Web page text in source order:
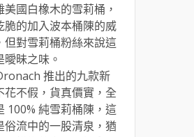
美國白橡木的雪莉桶，
脆的加入波本桶陳的威
但對雪莉桶粉絲來說這
曖昧之味。
推出的九款新
花不假，貨真價實，全
100% 純雪莉桶陳，這
俗流中的一股清泉，猶